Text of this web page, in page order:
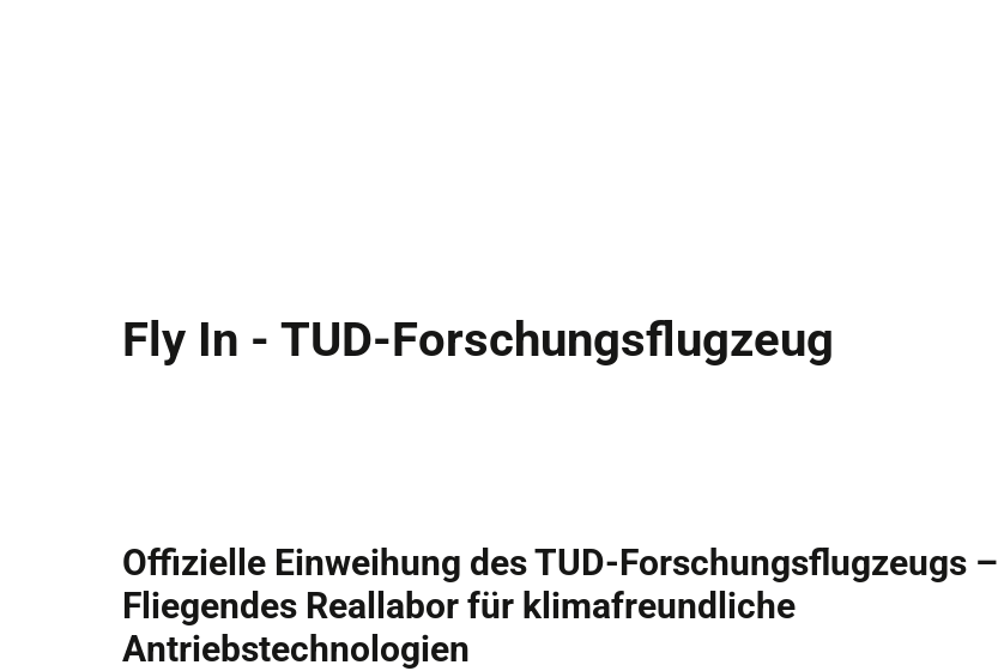
Fly In - TUD-Forschungsflugzeug
Offizielle Einweihung des TUD-Forschungsflugzeugs –
Fliegendes Reallabor für klimafreundliche
Antriebstechnologien